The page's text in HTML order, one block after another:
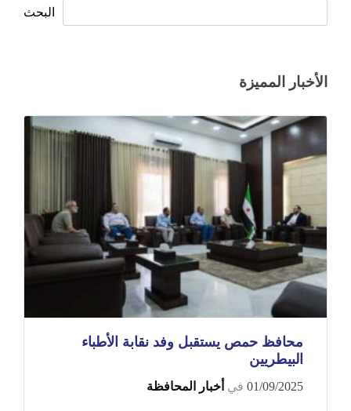
البحث
الأخبار المميزة
محافظ حمص يستقبل وفد نقابة الأطباء
البيطريين
01/09/2025 في أخبار المحافظة